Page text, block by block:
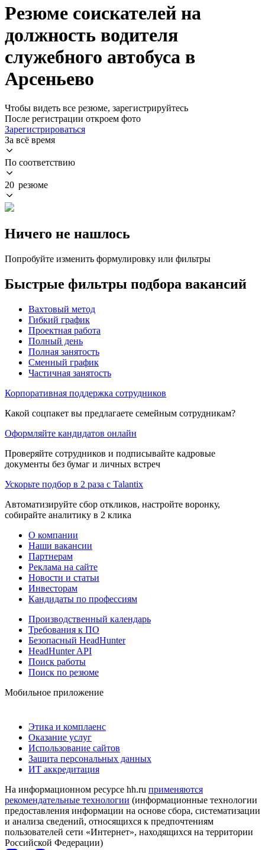
Резюме соискателей на
должность водителя
служебного автобуса в
Арсеньево
Чтобы видеть все резюме, зарегистрируйтесь
После регистрации откроем фото
Зарегистрироваться
За всё время
По соответствию
20 резюме
Ничего не нашлось
Попробуйте изменить формулировку или фильтры
Быстрые фильтры подбора вакансий
Вахтовый метод
Гибкий график
Проектная работа
Полный день
Полная занятость
Сменный график
Частичная занятость
Корпоративная поддержка сотрудников
Какой соцпакет вы предлагаете семейным сотрудникам?
Оформляйте кандидатов онлайн
Проверяйте сотрудников и подписывайте кадровые
документы без бумаг и личных встреч
Ускорьте подбор в 2 раза с Talantix
Автоматизируйте сбор откликов, настройте воронку,
собирайте аналитику в 2 клика
О компании
Наши вакансии
Партнерам
Реклама на сайте
Новости и статьи
Инвесторам
Кандидаты по профессиям
Производственный календарь
Требования к ПО
Безопасный HeadHunter
HeadHunter API
Поиск работы
Поиск по резюме
Мобильное приложение
Этика и комплаенс
Оказание услуг
Использование сайтов
Защита персональных данных
ИТ аккредитация
На информационном ресурсе hh.ru применяются
рекомендательные технологии (информационные технологии
предоставления информации на основе сбора, систематизации
и анализа сведений, относящихся к предпочтениям
пользователей сети «Интернет», находящихся на территории
Российской Федерации)